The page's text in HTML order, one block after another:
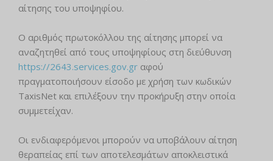
αίτησης του υποψηφίου.
Ο αριθμός πρωτοκόλλου της αίτησης μπορεί να
αναζητηθεί από τους υποψηφίους στη διεύθυνση
https://2643.services.gov.gr αφού
πραγματοποιήσουν είσοδο με χρήση των κωδικών
TaxisNet και επιλέξουν την προκήρυξη στην οποία
συμμετείχαν.
Οι ενδιαφερόμενοι μπορούν να υποβάλουν αίτηση
θεραπείας επί των αποτελεσμάτων αποκλειστικά